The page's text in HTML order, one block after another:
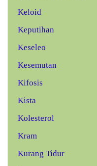
Keloid
Keputihan
Keseleo
Kesemutan
Kifosis
Kista
Kolesterol
Kram
Kurang Tidur